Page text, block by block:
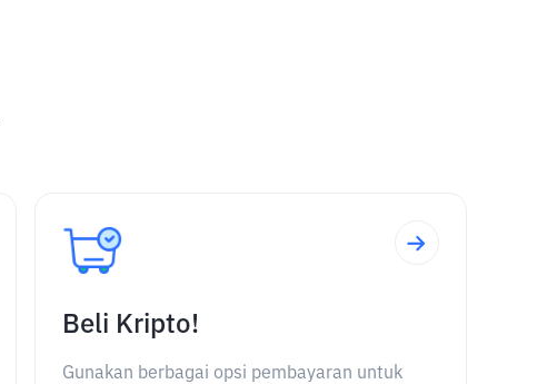
Beli Kripto!
Gunakan berbagai opsi pembayaran untuk